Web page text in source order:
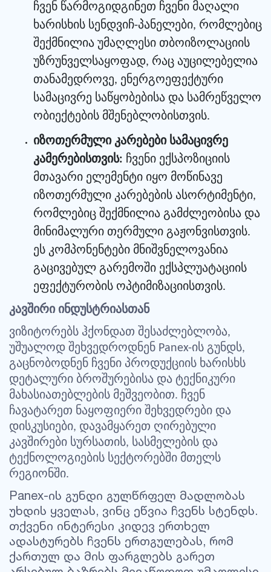
ჩვენ წარმოგიდგინეთ ჩვენი მაღალი
ხარისხის სენდვიჩ-პანელები, რომლებიც
შექმნილია უმაღლესი თბოიზოლაციის
უზრუნველსაყოფად, რაც აუცილებელია
თანამედროვე, ენერგოეფექტური
სამაცივრე საწყობებისა და სამრეწველო
ობიექტების მშენებლობისთვის.
იზოთერმული კარებები სამაცივრე
კამერებისთვის: ჩვენი ექსპოზიციის
მთავარი ელემენტი იყო მოწინავე
იზოთერმული კარებების ასორტიმენტი,
რომლებიც შექმნილია გამძლეობისა და
მინიმალური თერმული გაჟონვისთვის.
ეს კომპონენტები მნიშვნელოვანია
გაცივებულ გარემოში ექსპლუატაციის
ეფექტურობის ოპტიმიზაციისთვის.
კავშირი ინდუსტრიასთან
ვიზიტორებს ჰქონდათ შესაძლებლობა,
უშუალოდ შეხვედროდნენ Panex-ის გუნდს,
გაცნობოდნენ ჩვენი პროდუქციის ხარისხს
დეტალური ბროშურებისა და ტექნიკური
მახასიათებლების მეშვეობით. ჩვენ
ჩავატარეთ ნაყოფიერი შეხვედრები და
დისკუსიები, დავამყარეთ ღირებული
კავშირები სურსათის, სასმელების და
ტექნოლოგიების სექტორებში მთელს
რეგიონში.
Panex-ის გუნდი გულწრფელ მადლობას
უხდის ყველას, ვინც ეწვია ჩვენს სტენდს.
თქვენი ინტერესი კიდევ ერთხელ
ადასტურებს ჩვენს ერთგულებას, რომ
ქართულ და მის ფარგლებს გარეთ